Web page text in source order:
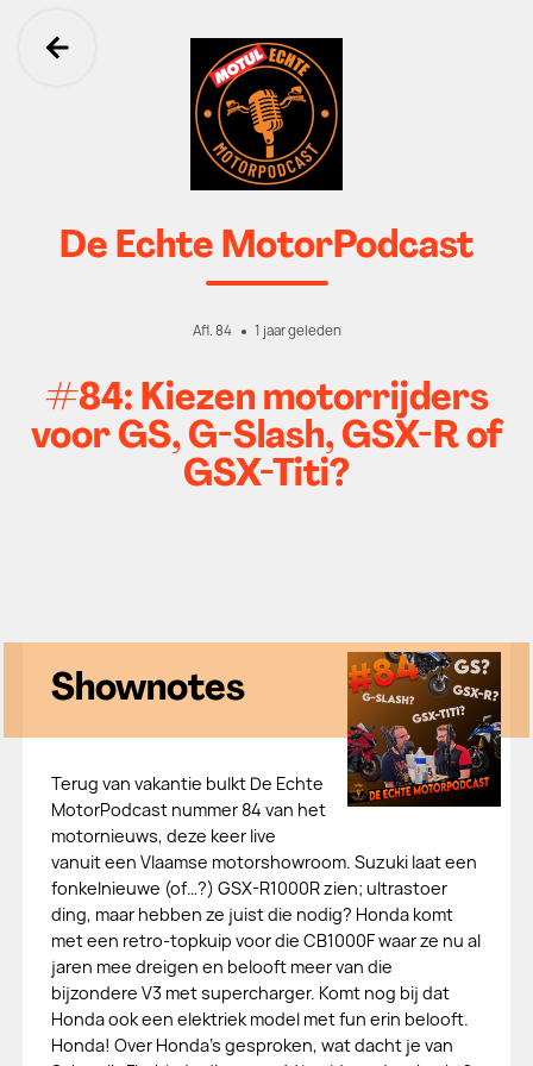
Ga terug
De Echte MotorPodcast
Afl. 84 1 jaar geleden
#84: Kiezen motorrijders
voor GS, G-Slash, GSX-R of
GSX-Titi?
Shownotes
Terug van vakantie bulkt De Echte
MotorPodcast nummer 84 van het
motornieuws, deze keer live
vanuit een Vlaamse motorshowroom. Suzuki laat een
fonkelnieuwe (of…?) GSX-R1000R zien; ultrastoer
ding, maar hebben ze juist die nodig? Honda komt
met een retro-topkuip voor die CB1000F waar ze nu al
jaren mee dreigen en belooft meer van die
bijzondere V3 met supercharger. Komt nog bij dat
Honda ook een elektriek model met fun erin belooft.
Honda! Over Honda’s gesproken, wat dacht je van